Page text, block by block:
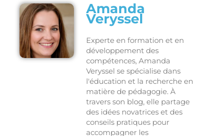
Amanda
Veryssel
Experte en formation et en
développement des
compétences, Amanda
Veryssel se spécialise dans
l'éducation et la recherche en
matière de pédagogie. À
travers son blog, elle partage
des idées novatrices et des
conseils pratiques pour
accompagner les